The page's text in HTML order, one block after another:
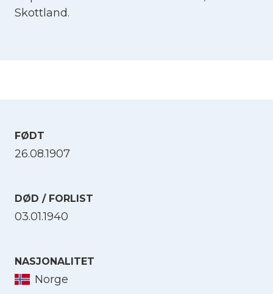
Skottland.
FØDT
26.08.1907
DØD / FORLIST
03.01.1940
NASJONALITET
Norge